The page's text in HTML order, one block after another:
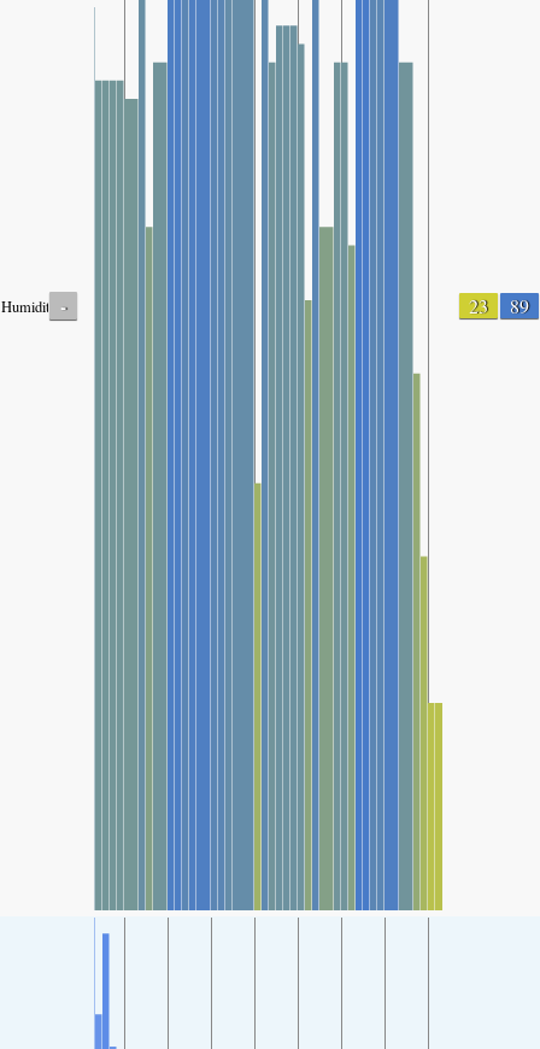
Humidity - 23 89